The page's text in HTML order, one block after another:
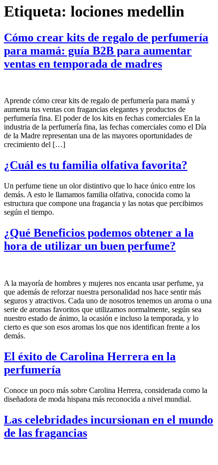
Etiqueta: lociones medellin
Cómo crear kits de regalo de perfumería
para mamá: guía B2B para aumentar
ventas en temporada de madres
Aprende cómo crear kits de regalo de perfumería para mamá y
aumenta tus ventas con fragancias elegantes y productos de
perfumería fina. El poder de los kits en fechas comerciales En la
industria de la perfumería fina, las fechas comerciales como el Día
de la Madre representan una de las mayores oportunidades de
crecimiento del […]
¿Cuál es tu familia olfativa favorita?
Un perfume tiene un olor distintivo que lo hace único entre los
demás. A esto le llamamos familia olfativa, conocida como la
estructura que compone una fragancia y las notas que percibimos
según el tiempo.
¿Qué Beneficios podemos obtener a la
hora de utilizar un buen perfume?
A la mayoría de hombres y mujeres nos encanta usar perfume, ya
que además de reforzar nuestra personalidad nos hace sentir más
seguros y atractivos. Cada uno de nosotros tenemos un aroma o una
serie de aromas favoritos que utilizamos normalmente, según sea
nuestro estado de ánimo, la ocasión e incluso la temporada, y lo
cierto es que son esos aromas los que nos identifican frente a los
demás.
El éxito de Carolina Herrera en la
perfumería
Conoce un poco más sobre Carolina Herrera, considerada como la
diseñadora de moda hispana más reconocida a nivel mundial.
Las celebridades incursionan en el mundo
de las fragancias